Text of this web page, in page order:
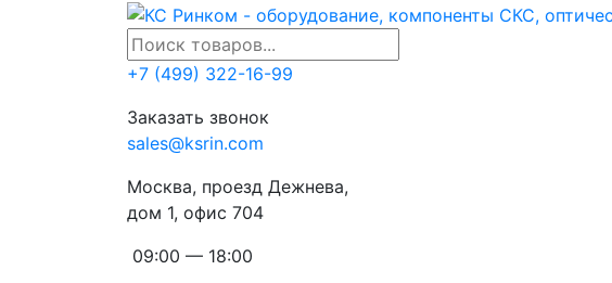
+7 (499) 322-16-99
Заказать звонок
sales@ksrin.com
Москва, проезд Дежнева,
дом 1, офис 704
09:00 — 18:00